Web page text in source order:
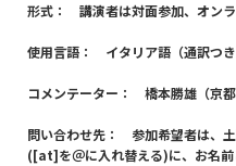
形式： 講演者は対面参加、オン
使用言語： イタリア語（通訳つき
コメンテーター： 橋本勝雄（京都
問い合わせ先： 参加希望者は
([at]を＠に入れ替える)に、お名前